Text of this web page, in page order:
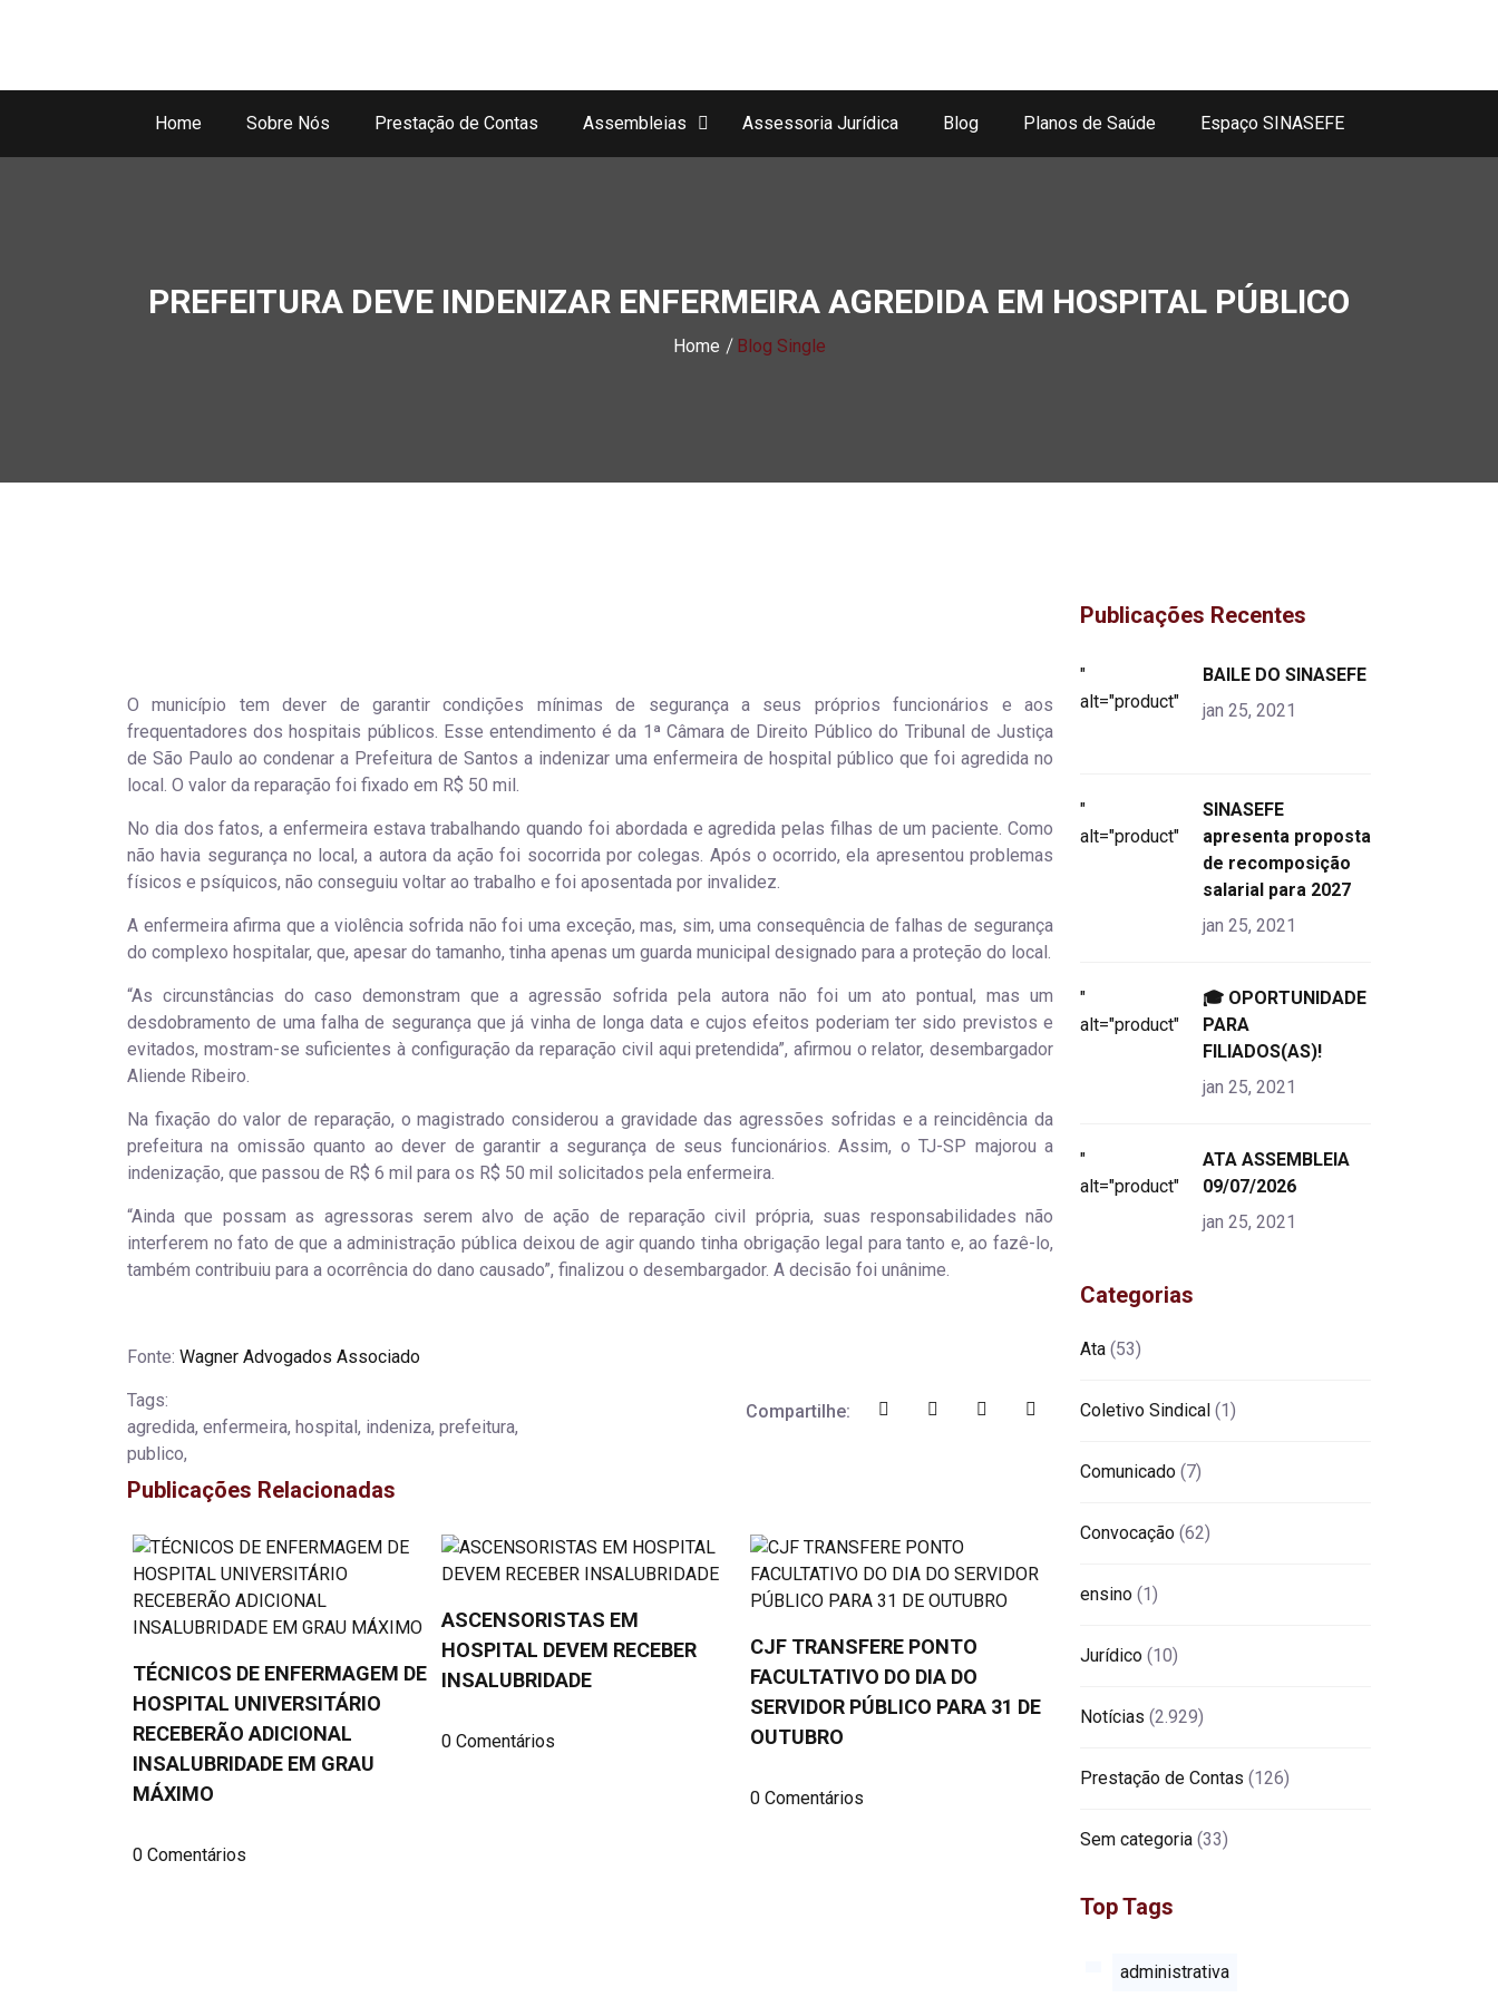
Home Sobre Nós Prestação de Contas Assembleias Assessoria Jurídica Blog Planos de Saúde Espaço SINASEFE
PREFEITURA DEVE INDENIZAR ENFERMEIRA AGREDIDA EM HOSPITAL PÚBLICO
Home Blog Single
O município tem dever de garantir condições mínimas de segurança a seus próprios funcionários e aos
frequentadores dos hospitais públicos. Esse entendimento é da 1ª Câmara de Direito Público do Tribunal de Justiça
de São Paulo ao condenar a Prefeitura de Santos a indenizar uma enfermeira de hospital público que foi agredida no
local. O valor da reparação foi fixado em R$ 50 mil.
No dia dos fatos, a enfermeira estava trabalhando quando foi abordada e agredida pelas filhas de um paciente. Como
não havia segurança no local, a autora da ação foi socorrida por colegas. Após o ocorrido, ela apresentou problemas
físicos e psíquicos, não conseguiu voltar ao trabalho e foi aposentada por invalidez.
A enfermeira afirma que a violência sofrida não foi uma exceção, mas, sim, uma consequência de falhas de segurança
do complexo hospitalar, que, apesar do tamanho, tinha apenas um guarda municipal designado para a proteção do local.
“As circunstâncias do caso demonstram que a agressão sofrida pela autora não foi um ato pontual, mas um
desdobramento de uma falha de segurança que já vinha de longa data e cujos efeitos poderiam ter sido previstos e
evitados, mostram-se suficientes à configuração da reparação civil aqui pretendida”, afirmou o relator, desembargador
Aliende Ribeiro.
Na fixação do valor de reparação, o magistrado considerou a gravidade das agressões sofridas e a reincidência da
prefeitura na omissão quanto ao dever de garantir a segurança de seus funcionários. Assim, o TJ-SP majorou a
indenização, que passou de R$ 6 mil para os R$ 50 mil solicitados pela enfermeira.
“Ainda que possam as agressoras serem alvo de ação de reparação civil própria, suas responsabilidades não
interferem no fato de que a administração pública deixou de agir quando tinha obrigação legal para tanto e, ao fazê-lo,
também contribuiu para a ocorrência do dano causado”, finalizou o desembargador. A decisão foi unânime.
Fonte: Wagner Advogados Associado
Tags:
agredida, enfermeira, hospital, indeniza, prefeitura,
publico,
Compartilhe:
Publicações Relacionadas
TÉCNICOS DE ENFERMAGEM DE
HOSPITAL UNIVERSITÁRIO
RECEBERÃO ADICIONAL
INSALUBRIDADE EM GRAU
MÁXIMO
0 Comentários
ASCENSORISTAS EM
HOSPITAL DEVEM RECEBER
INSALUBRIDADE
0 Comentários
CJF TRANSFERE PONTO
FACULTATIVO DO DIA DO
SERVIDOR PÚBLICO PARA 31 DE
OUTUBRO
0 Comentários
Publicações Recentes
"
alt="product">
BAILE DO SINASEFE
jan 25, 2021
"
alt="product">
SINASEFE
apresenta proposta
de recomposição
salarial para 2027
jan 25, 2021
"
alt="product">
🎓 OPORTUNIDADE
PARA
FILIADOS(AS)!
jan 25, 2021
"
alt="product">
ATA ASSEMBLEIA
09/07/2026
jan 25, 2021
Categorias
Ata (53)
Coletivo Sindical (1)
Comunicado (7)
Convocação (62)
ensino (1)
Jurídico (10)
Notícias (2.929)
Prestação de Contas (126)
Sem categoria (33)
Top Tags
administrativa